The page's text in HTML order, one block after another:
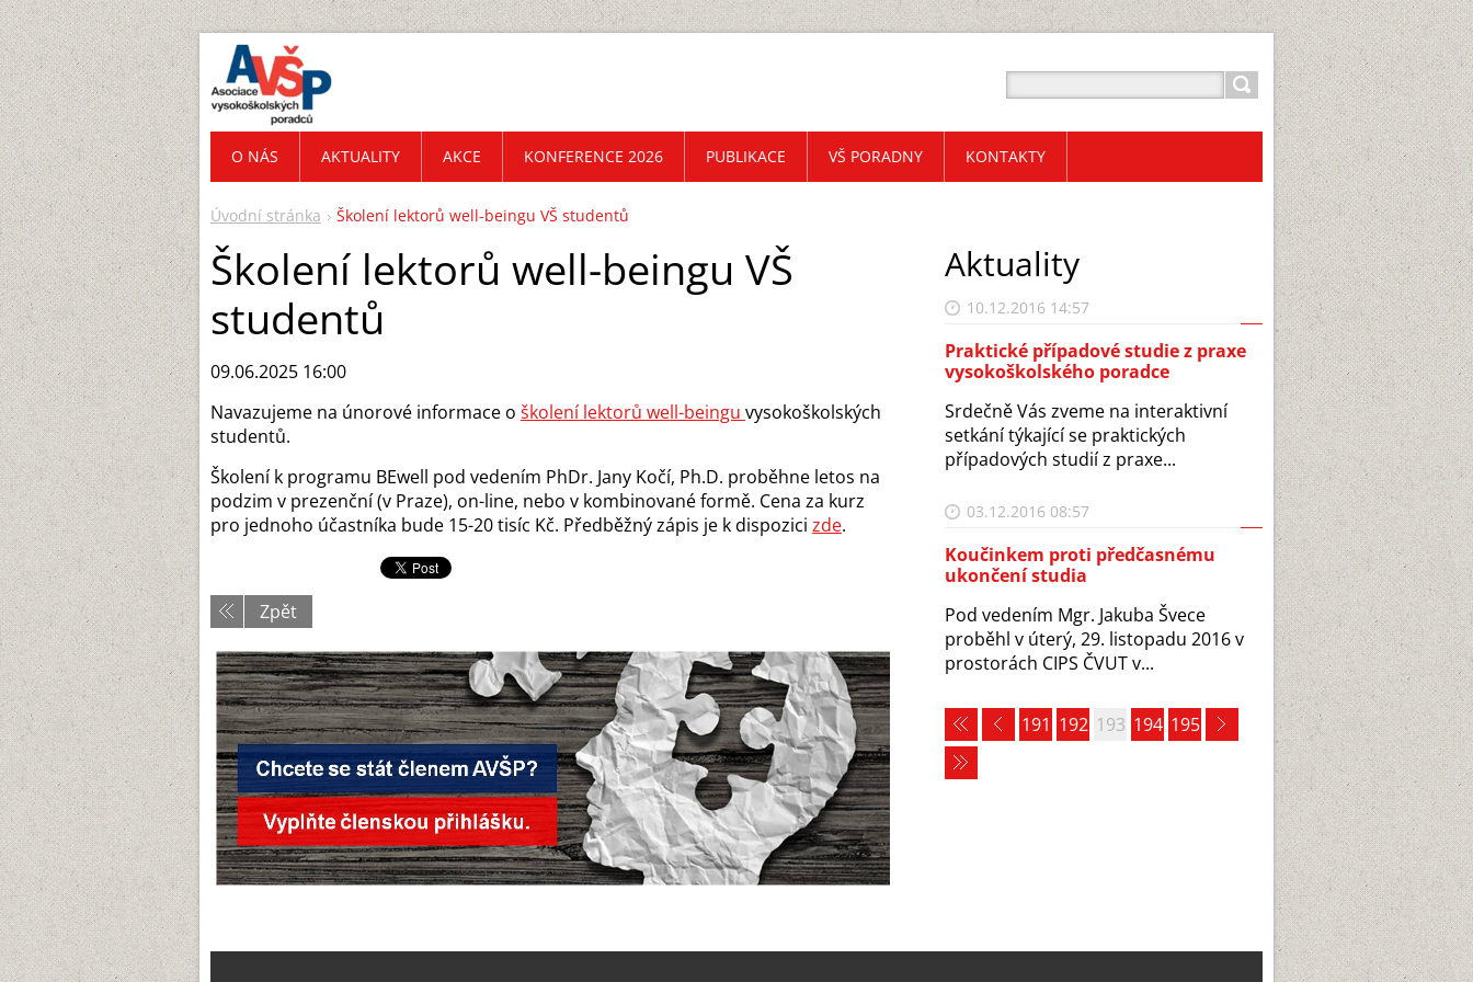
Úvodní stránka Školení lektorů well-beingu VŠ studentů
Školení lektorů well-beingu VŠ
studentů
09.06.2025 16:00
Navazujeme na únorové informace o školení lektorů well-beingu vysokoškolských
studentů.
Školení k programu BEwell pod vedením PhDr. Jany Kočí, Ph.D. proběhne letos na
podzim v prezenční (v Praze), on-line, nebo v kombinované formě. Cena za kurz
pro jednoho účastníka bude 15-20 tisíc Kč. Předběžný zápis je k dispozici zde.
Zpět
Aktuality
10.12.2016 14:57
Praktické případové studie z praxe
vysokoškolského poradce
Srdečně Vás zveme na interaktivní
setkání týkající se praktických
případových studií z praxe...
03.12.2016 08:57
Koučinkem proti předčasnému
ukončení studia
Pod vedením Mgr. Jakuba Švece
proběhl v úterý, 29. listopadu 2016 v
prostorách CIPS ČVUT v...
191 192 193 194 195
O NÁS AKTUALITY AKCE KONFERENCE 2026 PUBLIKACE VŠ PORADNY KONTAKTY